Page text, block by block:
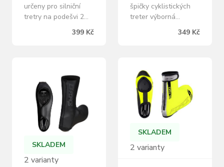
určeny pro silniční
tretry na podešvi 2
v sáčku s kartou
FORCE
399 Kč
špičky cyklistických
treter výborná
prochladnutí prstů v
polyamid, 10%
polyester baleno v
sáčku s kartou FORCE
349 Kč
SKLADEM
2 varianty
SKLADEM
2 varianty